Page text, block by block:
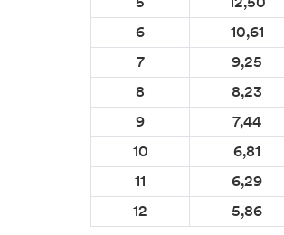
6
10,61
7
9,25
8
8,23
9
7,44
10
6,81
11
6,29
12
5,86